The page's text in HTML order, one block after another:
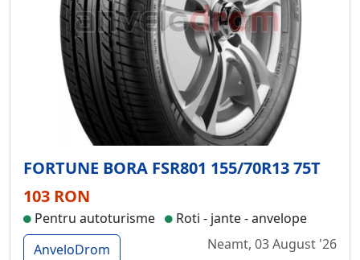
FORTUNE BORA FSR801 155/70R13 75T
103 RON
Pentru autoturisme
Roti - jante - anvelope
AnveloDrom
Neamt, 03 August '26